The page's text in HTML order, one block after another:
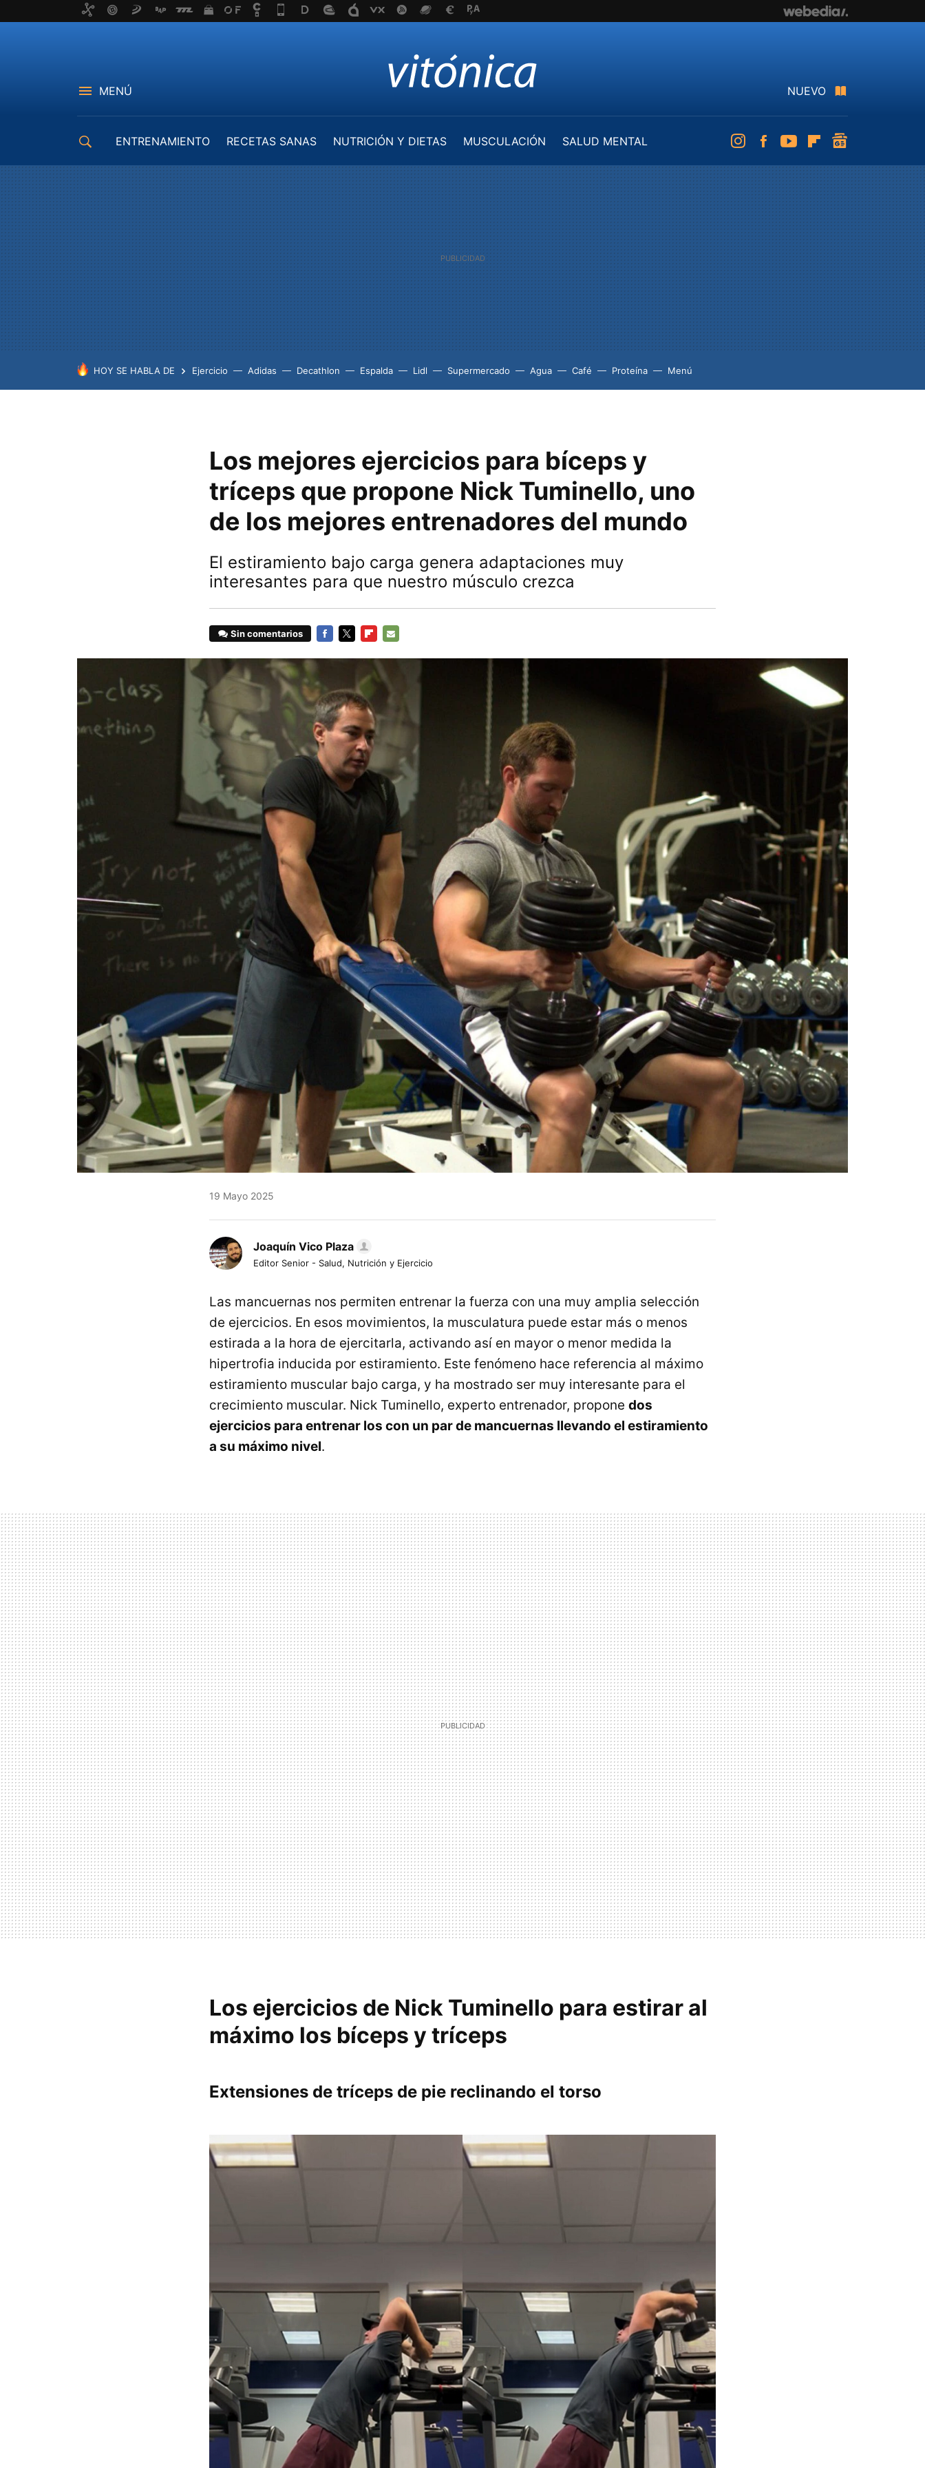
MENÚ NUEVO
ENTRENAMIENTO RECETAS SANAS NUTRICIÓN Y DIETAS MUSCULACIÓN
SALUD MENTAL
InstagramFacebookYoutubeFlipboard
HOY SE HABLA DE Ejercicio Adidas Decathlon Espalda Lidl Supermercado Agua Café Proteína Menú
Los mejores ejercicios para bíceps y
tríceps que propone Nick Tuminello, uno
de los mejores entrenadores del mundo
El estiramiento bajo carga genera adaptaciones muy
interesantes para que nuestro músculo crezca
Sin comentarios
19 Mayo 2025
Joaquín Vico Plaza
Editor Senior - Salud, Nutrición y Ejercicio
Las mancuernas nos permiten entrenar la fuerza con una muy amplia selección
de ejercicios. En esos movimientos, la musculatura puede estar más o menos
estirada a la hora de ejercitarla, activando así en mayor o menor medida la
hipertrofia inducida por estiramiento. Este fenómeno hace referencia al máximo
estiramiento muscular bajo carga, y ha mostrado ser muy interesante para el
crecimiento muscular. Nick Tuminello, experto entrenador, propone dos
ejercicios para entrenar los con un par de mancuernas llevando el estiramiento
a su máximo nivel.
Los ejercicios de Nick Tuminello para estirar al
máximo los bíceps y tríceps
Extensiones de tríceps de pie reclinando el torso